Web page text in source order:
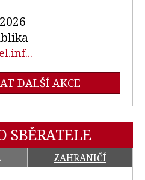
DALŠÍ AKCE
SBĚRATELE
ZAHRANIČÍ